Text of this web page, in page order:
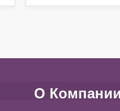
О Компании